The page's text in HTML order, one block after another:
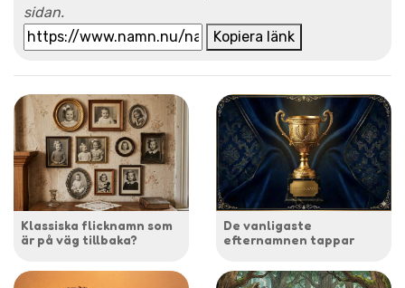
sidan.
Kopiera länk
Klassiska flicknamn som
är på väg tillbaka?
De vanligaste
efternamnen tappar